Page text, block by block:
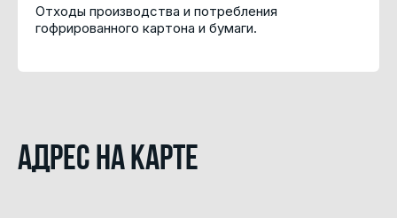
Отходы производства и потребления
гофрированного картона и бумаги.
Адрес на карте